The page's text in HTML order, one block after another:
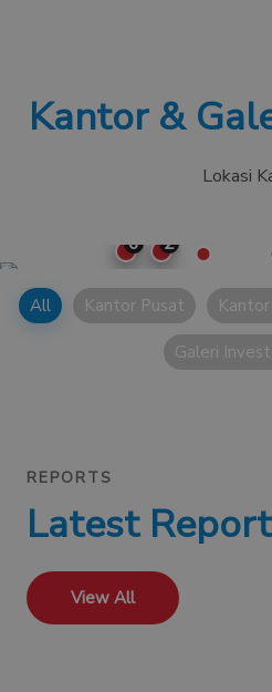
Kantor &
Lokasi
6 2
All Kantor Pusat
Galeri
REPORTS
Latest
View All